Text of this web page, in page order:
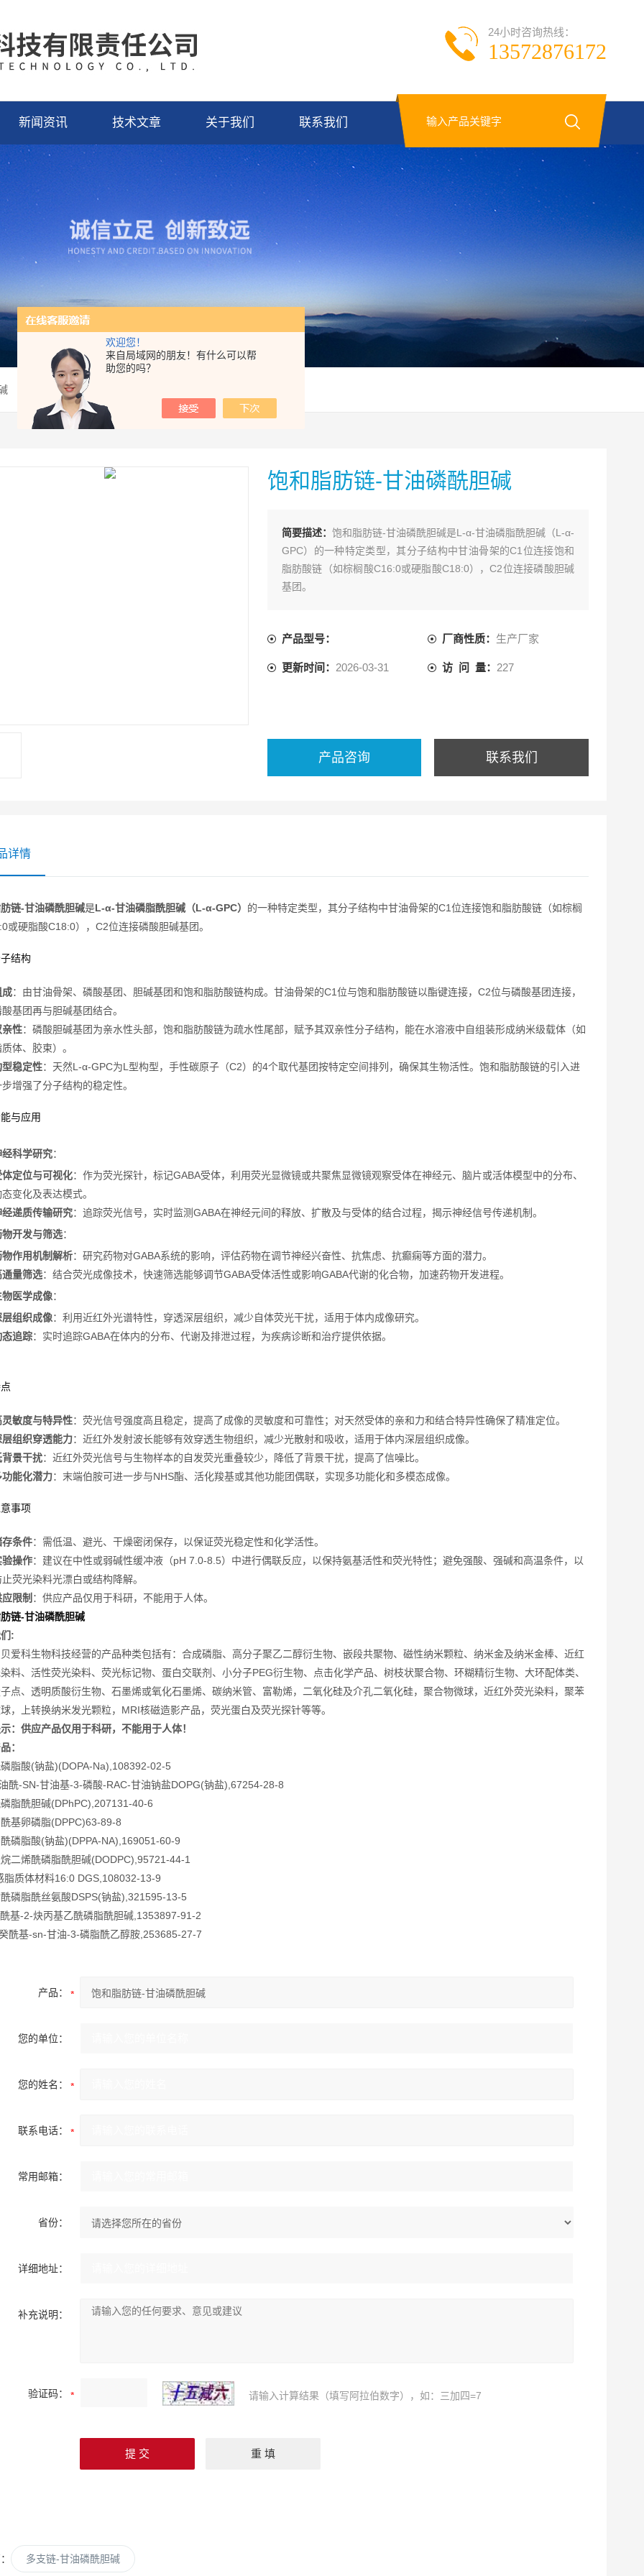
欢迎您！
来自局域网的朋友！有什么可以帮
助您的吗？
24小时咨询热线：
13572876172
新闻资讯 技术文章 关于我们 联系我们
饱和脂肪链-甘油磷酰胆碱
简要描述： 饱和脂肪链-甘油磷酰胆碱是L-α-甘油磷脂酰胆碱（L-α-
GPC）的一种特定类型，其分子结构中甘油骨架的C1位连接饱和
脂肪酸链（如棕榈酸C16:0或硬脂酸C18:0），C2位连接磷酸胆碱
基团。
产品型号： 厂商性质： 生产厂家
更新时间： 2026-03-31 访 问 量： 227
产品咨询 联系我们
详情
链-甘油磷酰胆碱是L-α-甘油磷脂酰胆碱（L-α-GPC） 的一种特定类型，其分子结构中甘油骨架的C1位连接饱和脂肪酸链（如棕榈
或硬脂酸C18:0），C2位连接磷酸胆碱基团。
结构
成：由甘油骨架、磷酸基团、胆碱基团和饱和脂肪酸链构成。甘油骨架的C1位与饱和脂肪酸链以酯键连接，C2位与磷酸基团连接，
基团再与胆碱基团结合。
亲性：磷酸胆碱基团为亲水性头部，饱和脂肪酸链为疏水性尾部，赋予其双亲性分子结构，能在水溶液中自组装形成纳米级载体（如
体、胶束）。
型稳定性：天然L-α-GPC为L型构型，手性碳原子（C2）的4个取代基团按特定空间排列，确保其生物活性。饱和脂肪酸链的引入进
增强了分子结构的稳定性。
与应用
经科学研究：
体定位与可视化：作为荧光探针，标记GABA受体，利用荧光显微镜或共聚焦显微镜观察受体在神经元、脑片或活体模型中的分布、
变化及表达模式。
经递质传输研究：追踪荧光信号，实时监测GABA在神经元间的释放、扩散及与受体的结合过程，揭示神经信号传递机制。
物开发与筛选：
物作用机制解析：研究药物对GABA系统的影响，评估药物在调节神经兴奋性、抗焦虑、抗癫痫等方面的潜力。
通量筛选：结合荧光成像技术，快速筛选能够调节GABA受体活性或影响GABA代谢的化合物，加速药物开发进程。
物医学成像：
层组织成像：利用近红外光谱特性，穿透深层组织，减少自体荧光干扰，适用于体内成像研究。
态追踪：实时追踪GABA在体内的分布、代谢及排泄过程，为疾病诊断和治疗提供依据。
灵敏度与特异性：荧光信号强度高且稳定，提高了成像的灵敏度和可靠性；对天然受体的亲和力和结合特异性确保了精准定位。
层组织穿透能力：近红外发射波长能够有效穿透生物组织，减少光散射和吸收，适用于体内深层组织成像。
背景干扰：近红外荧光信号与生物样本的自发荧光重叠较少，降低了背景干扰，提高了信噪比。
功能化潜力：末端伯胺可进一步与NHS酯、活化羧基或其他功能团偶联，实现多功能化和多模态成像。
事项
存条件：需低温、避光、干燥密闭保存，以保证荧光稳定性和化学活性。
验操作：建议在中性或弱碱性缓冲液（pH 7.0-8.5）中进行偶联反应，以保持氨基活性和荧光特性；避免强酸、强碱和高温条件，以
荧光染料光漂白或结构降解。
限制 ：供应产品仅用于科研，不能用于人体。
链-甘油磷酰胆碱
:
爱科生物科技经营的产品种类包括有：合成磷脂、高分子聚乙二醇衍生物、嵌段共聚物、磁性纳米颗粒、纳米金及纳米金棒、近红
料、活性荧光染料、荧光标记物、蛋白交联剂、小分子PEG衍生物、点击化学产品、树枝状聚合物、环糊精衍生物、大环配体类、
点、透明质酸衍生物、石墨烯或氧化石墨烯、碳纳米管、富勒烯，二氧化硅及介孔二氧化硅，聚合物微球，近红外荧光染料，聚苯
，上转换纳米发光颗粒，MRI核磁造影产品，荧光蛋白及荧光探针等等。
：供应产品仅用于科研，不能用于人体！
：
脂酸(钠盐)(DOPA-Na),108392-02-5
酰-SN-甘油基-3-磷酸-RAC-甘油钠盐DOPG(钠盐),67254-28-8
脂酰胆碱(DPhPC),207131-40-6
基卵磷脂(DPPC)63-89-8
磷脂酸(钠盐)(DPPA-NA),169051-60-9
二烯酰磷脂酰胆碱(DODPC),95721-44-1
脂质体材料16:0 DGS,108032-13-9
磷脂酰丝氨酸DSPS(钠盐),321595-13-5
基-2-炔丙基乙酰磷脂酰胆碱,1353897-91-2
酰基-sn-甘油-3-磷脂酰乙醇胺,253685-27-7
产品：
您的单位：
您的姓名：
联系电话：
常用邮箱：
省份：
详细地址：
补充说明：
验证码： 请输入计算结果（填写阿拉伯数字），如：三加四=7
多支链-甘油磷酰胆碱